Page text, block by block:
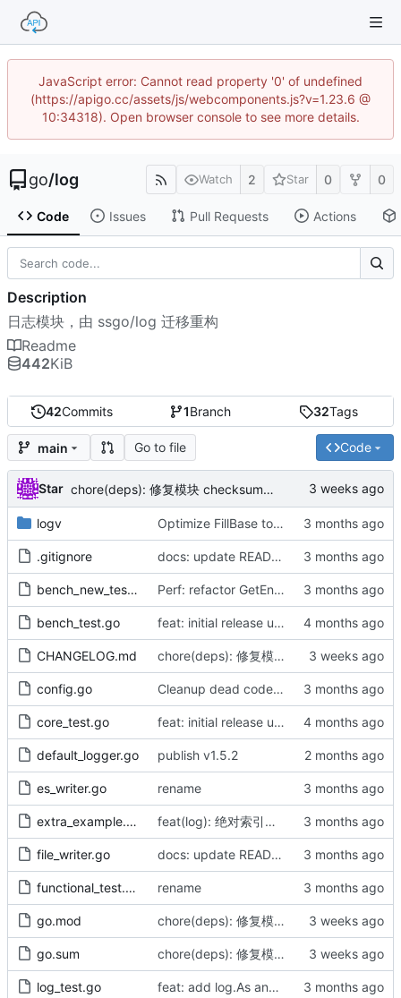
JavaScript error: Cannot read property '0' of undefined
(https://apigo.cc/assets/js/webcomponents.js?v=1.23.6 @
10:34318). Open browser console to see more details.
go/log Watch 2 Star 0 0
Code Issues Pull Requests Actions
42Commits 1Branch 32Tags
main Go to file Code
Star chore(deps): 修复模块 checksum（by AI）
logv Optimize FillBase to take *BaseLog and update documentation (by AI)
.gitignore docs: update README, CHANGELOG, TEST and align with LoggerService architecture
bench_new_test.go Perf: refactor GetEntry with generics, eliminate reflection in fillBase, optimize timestamping and routing
bench_test.go feat: initial release under apigo.cc/go/log [v1.0.0]
CHANGELOG.md chore(deps): 修复模块 checksum（by AI）
config.go Cleanup dead code, fix desensitization, and add functional tests (by AI)
core_test.go feat: initial release under apigo.cc/go/log [v1.0.0]
default_logger.go publish v1.5.2
es_writer.go rename
extra_example.go feat(log): 绝对索引优化与强制 Reset 安全契约 (v1.1.13)
file_writer.go docs: update README, CHANGELOG, TEST and align with LoggerService architecture
functional_test.go rename
go.mod chore(deps): 修复模块 checksum（by AI）
go.sum chore(deps): 修复模块 checksum（by AI）
log_test.go feat: add log.As and logger.As for frictionless error handling
Description
日志模块，由 ssgo/log 迁移重构
Readme
442KiB